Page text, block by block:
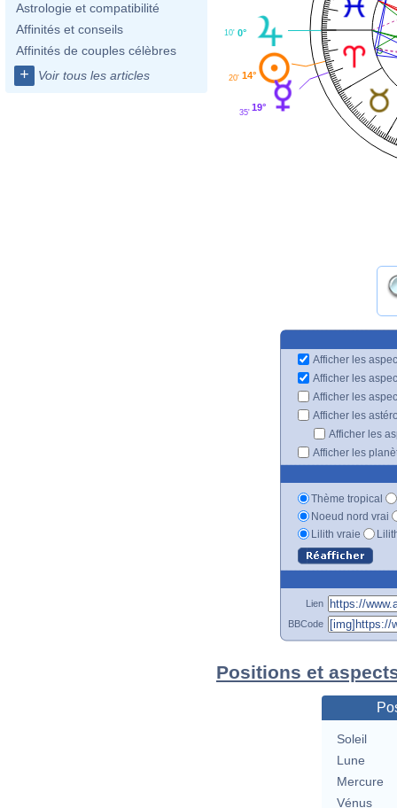
Astrologie et compatibilité
Affinités et conseils
Affinités de couples célèbres
+ Voir tous les articles
0°
10'
14°
20'
19°
35'
Afficher les
Afficher les
Afficher les
Afficher les
Afficher les
Afficher les
Thème tropical
Noeud nord vrai
Lilith vraie
Lien
BBCode
Positions et
Soleil
Lune
Mercure
Vénus